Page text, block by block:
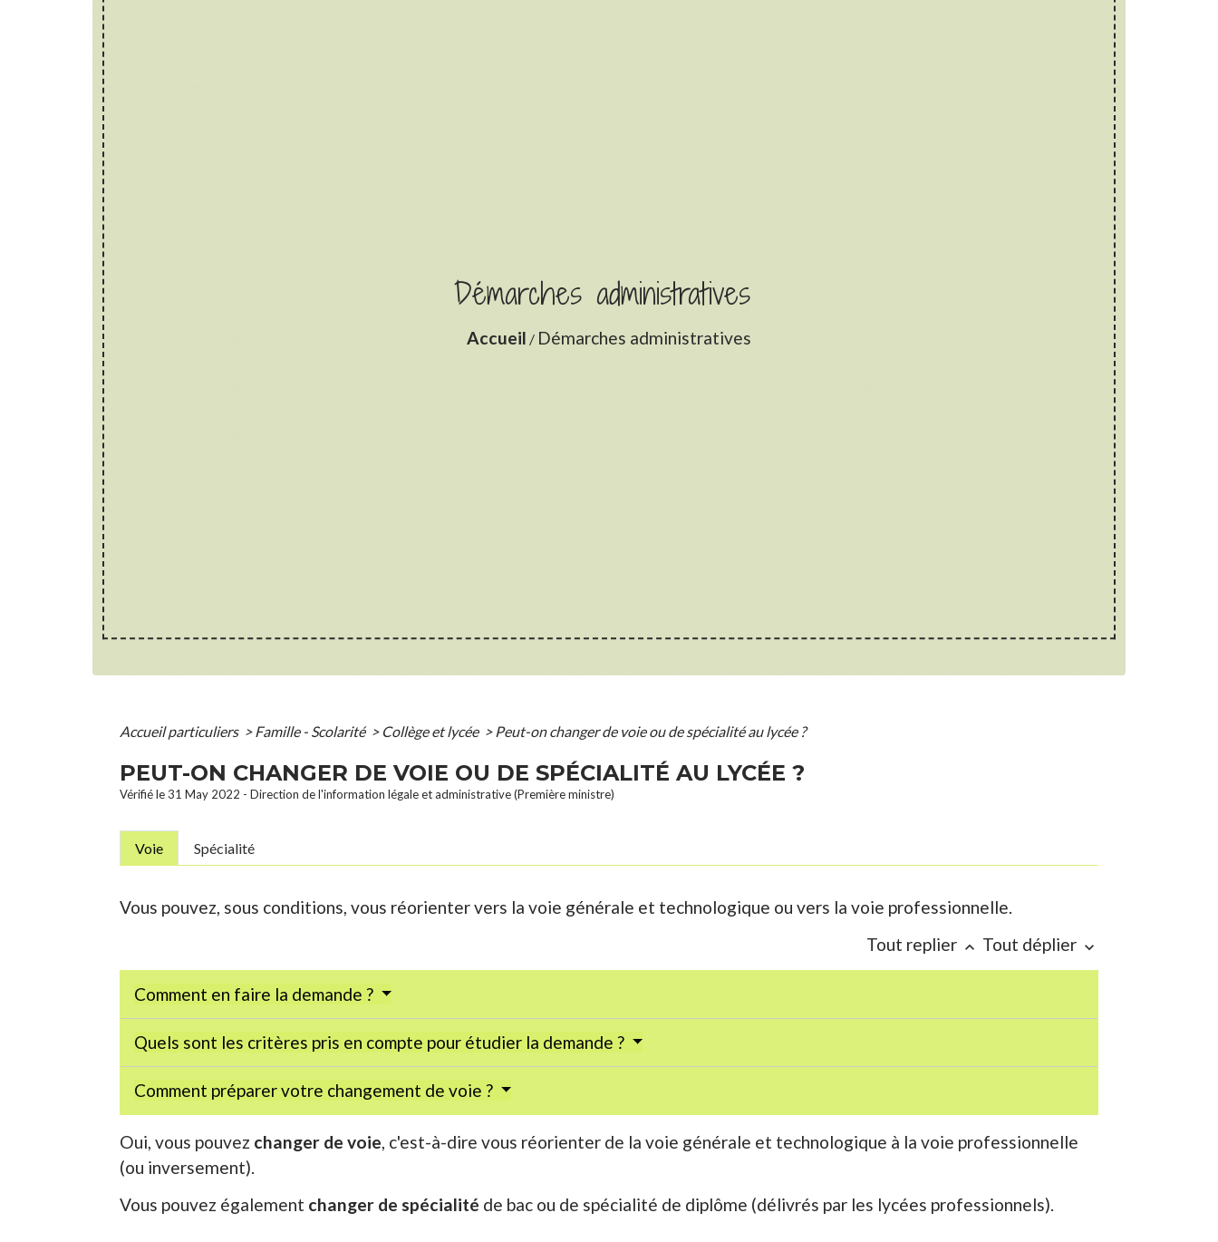
Démarches administratives
Accueil / Démarches administratives
Accueil particuliers > Famille - Scolarité > Collège et lycée > Peut-on changer de voie ou de spécialité au lycée ?
PEUT-ON CHANGER DE VOIE OU DE SPÉCIALITÉ AU LYCÉE ?
Vérifié le 31 May 2022 - Direction de l'information légale et administrative (Première ministre)
Voie Spécialité
Vous pouvez, sous conditions, vous réorienter vers la voie générale et technologique ou vers la voie professionnelle.
Tout replier keyboard_arrow_up Tout déplier keyboard_arrow_down
Comment en faire la demande ?
Quels sont les critères pris en compte pour étudier la demande ?
Comment préparer votre changement de voie ?
Oui, vous pouvez changer de voie, c'est-à-dire vous réorienter de la voie générale et technologique à la voie professionnelle
(ou inversement).
Vous pouvez également changer de spécialité de bac ou de spécialité de diplôme (délivrés par les lycées professionnels).